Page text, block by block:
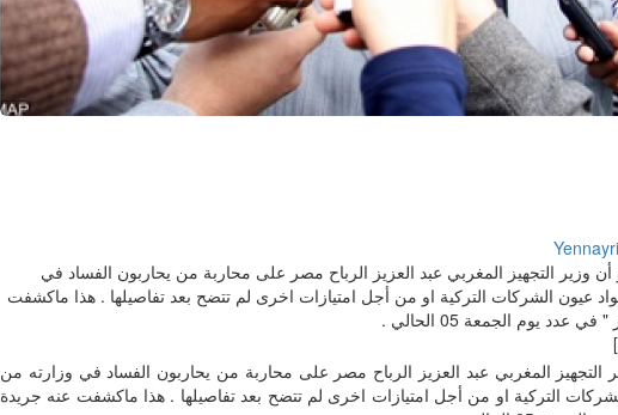
Yennayri
أن وزير التجهيز المغربي عبد العزيز الرباح مصر على محاربة من يحاربون الفساد في
عيون الشركات التركية او من أجل امتيازات اخرى لم تتضح بعد تفاصيلها . هذا ماكشفت
عدد يوم الجمعة 05 الحالي .
التجهيز المغربي عبد العزيز الرباح مصر على محاربة من يحاربون الفساد في وزارته من
التركية او من أجل امتيازات اخرى لم تتضح بعد تفاصيلها . هذا ماكشفت عنه جريدة